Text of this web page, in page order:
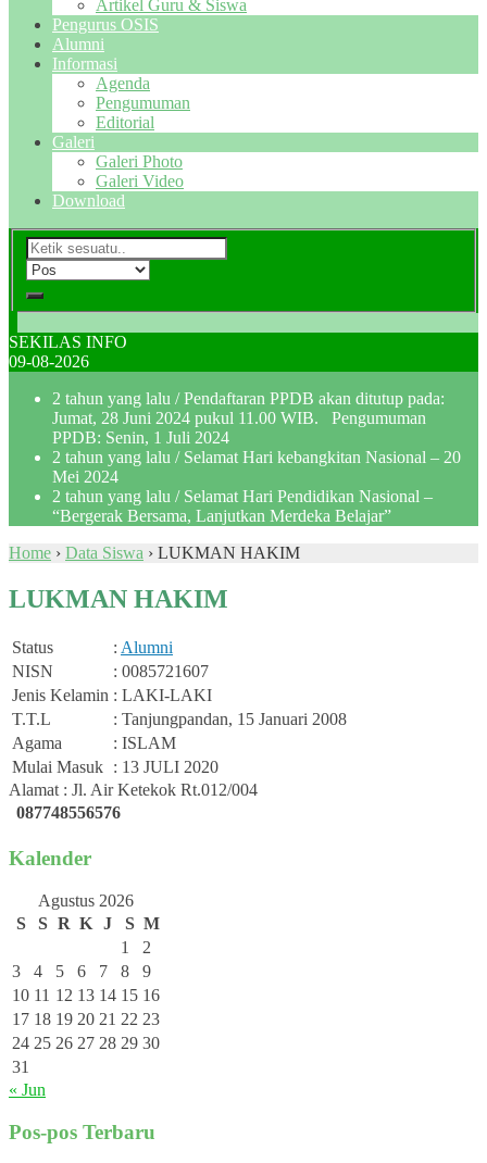
Artikel Guru & Siswa
Pengurus OSIS
Alumni
Informasi
Agenda
Pengumuman
Editorial
Galeri
Galeri Photo
Galeri Video
Download
SEKILAS INFO
09-08-2026
2 tahun yang lalu / Pendaftaran PPDB akan ditutup pada:
Jumat, 28 Juni 2024 pukul 11.00 WIB. Pengumuman
PPDB: Senin, 1 Juli 2024
2 tahun yang lalu / Selamat Hari kebangkitan Nasional – 20
Mei 2024
2 tahun yang lalu / Selamat Hari Pendidikan Nasional –
“Bergerak Bersama, Lanjutkan Merdeka Belajar”
Home › Data Siswa › LUKMAN HAKIM
LUKMAN HAKIM
Status : Alumni
NISN
: 0085721607
Jenis Kelamin : LAKI-LAKI
T.T.L
: Tanjungpandan, 15 Januari 2008
Agama
: ISLAM
Mulai Masuk : 13 JULI 2020
Alamat : Jl. Air Ketekok Rt.012/004
087748556576
Kalender
Agustus 2026
S
S R K J S M
1
2
3
4 5 6 7 8
9
10 11 12 13 14 15 16
17 18 19 20 21 22 23
24 25 26 27 28 29 30
31
« Jun
Pos-pos Terbaru